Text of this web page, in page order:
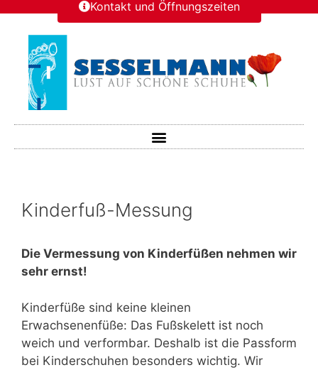
Kontakt und Öffnungszeiten
Kinderfuß-Messung
Die Vermessung von Kinderfüßen nehmen wir
sehr ernst!
Kinderfüße sind keine kleinen
Erwachsenenfüße: Das Fußskelett ist noch
weich und verformbar. Deshalb ist die Passform
bei Kinderschuhen besonders wichtig. Wir